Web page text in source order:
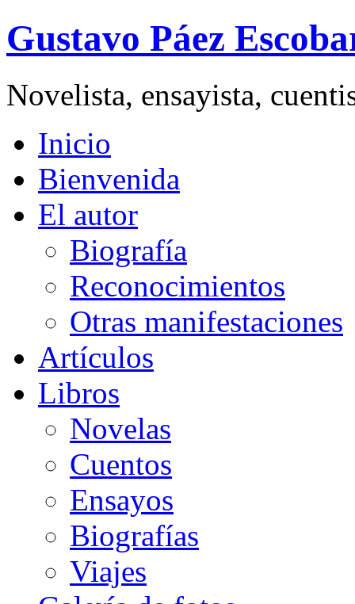
Gustavo Páez
Novelista, ensayista,
Inicio
Bienvenida
El autor
Biografía
Reconocimientos
Otras manifestaciones
Artículos
Libros
Novelas
Cuentos
Ensayos
Biografías
Viajes